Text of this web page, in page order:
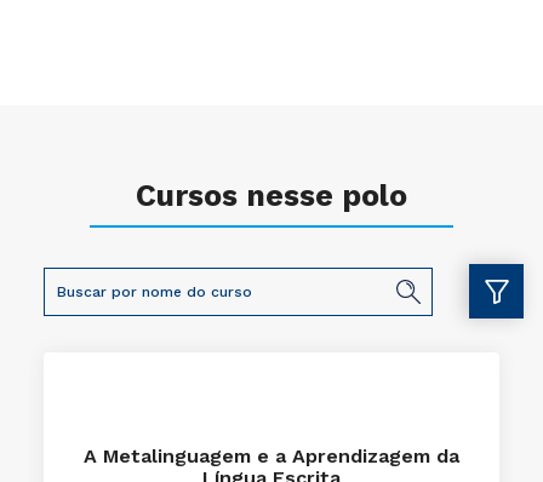
Cursos nesse polo
A Metalinguagem e a Aprendizagem da